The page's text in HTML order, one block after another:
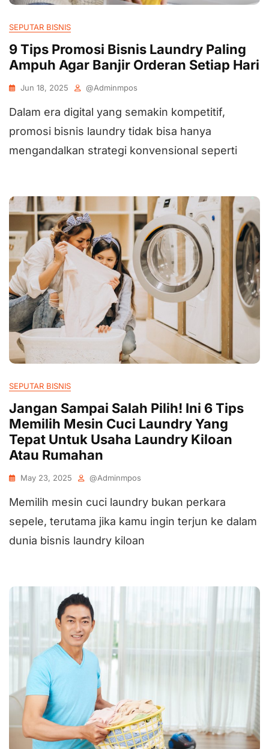
SEPUTAR BISNIS
9 Tips Promosi Bisnis Laundry Paling
Ampuh Agar Banjir Orderan Setiap Hari
Jun 18, 2025 @adminmpos
Dalam era digital yang semakin kompetitif,
promosi bisnis laundry tidak bisa hanya
mengandalkan strategi konvensional seperti
SEPUTAR BISNIS
Jangan Sampai Salah Pilih! Ini 6 Tips
Memilih Mesin Cuci Laundry Yang
Tepat Untuk Usaha Laundry Kiloan
Atau Rumahan
May 23, 2025 @adminmpos
Memilih mesin cuci laundry bukan perkara
sepele, terutama jika kamu ingin terjun ke dalam
dunia bisnis laundry kiloan